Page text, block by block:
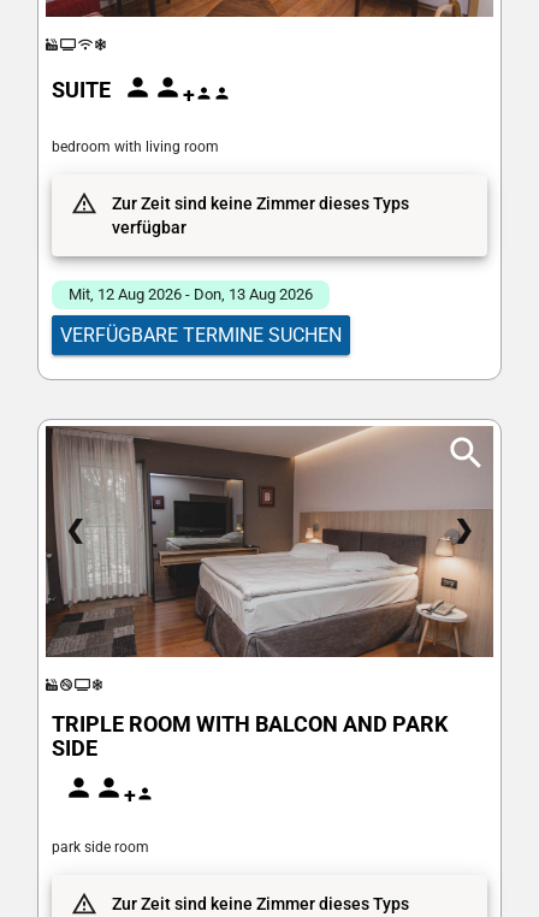
SUITE +
bedroom with living room
Zur Zeit sind keine Zimmer dieses Typs
verfügbar
Mit, 12 Aug 2026 - Don, 13 Aug 2026
VERFÜGBARE TERMINE SUCHEN
❮ ❯
TRIPLE ROOM WITH BALCON AND PARK
SIDE
+
park side room
Zur Zeit sind keine Zimmer dieses Typs